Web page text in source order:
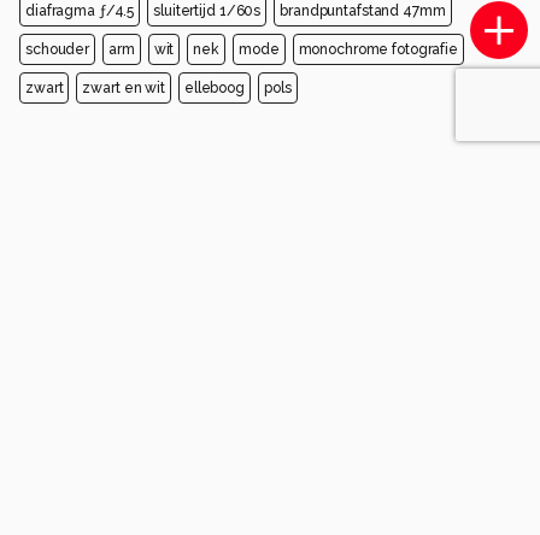
diafragma ƒ/4.5 sluitertijd 1/60s brandpuntafstand 47mm
schouder arm wit nek mode monochrome fotografie
zwart zwart en wit elleboog pols